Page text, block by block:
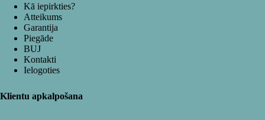
Kā iepirkties?
Atteikums
Garantija
Piegāde
BUJ
Kontakti
Ielogoties
Klientu apkalpošana